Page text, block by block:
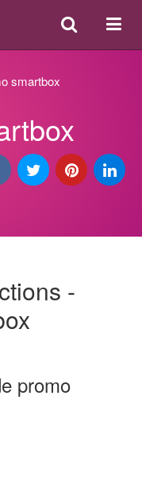
ou
Search
smartbox
-
promo